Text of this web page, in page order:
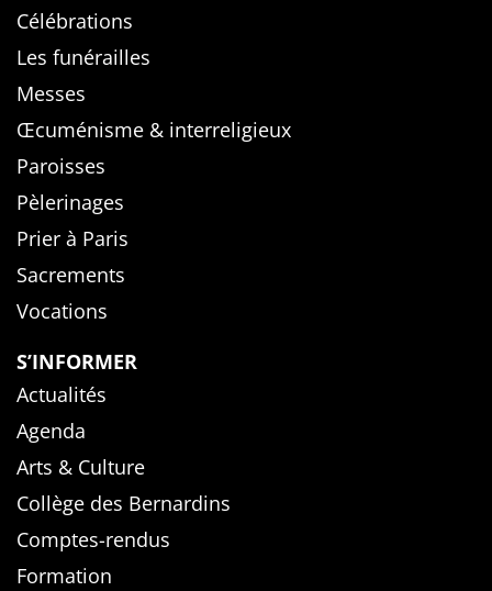
Célébrations
Les funérailles
Messes
Œcuménisme & interreligieux
Paroisses
Pèlerinages
Prier à Paris
Sacrements
Vocations
S’INFORMER
Actualités
Agenda
Arts & Culture
Collège des Bernardins
Comptes-rendus
Formation